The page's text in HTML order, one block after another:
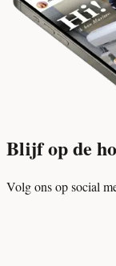
Blijf op de
Volg ons op social